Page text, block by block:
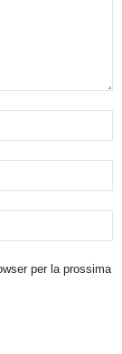
per la prossima